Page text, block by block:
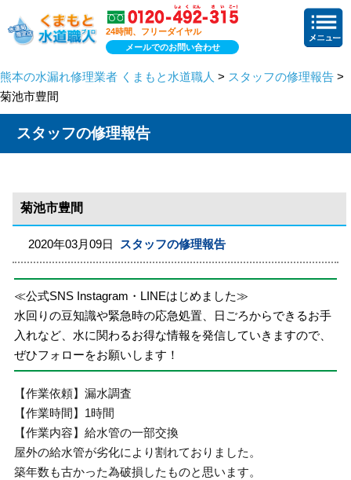
24時間、フリーダイヤル
メールでのお問い合わせ
熊本の水漏れ修理業者 くまもと水道職人 > スタッフの修理報告 >
菊池市豊間
スタッフの修理報告
菊池市豊間
2020年03月09日 スタッフの修理報告
≪公式SNS Instagram・LINEはじめました≫
水回りの豆知識や緊急時の応急処置、日ごろからできるお手
入れなど、水に関わるお得な情報を発信していきますので、
ぜひフォローをお願いします！
【作業依頼】漏水調査
【作業時間】1時間
【作業内容】給水管の一部交換
屋外の給水管が劣化により割れておりました。
築年数も古かった為破損したものと思います。